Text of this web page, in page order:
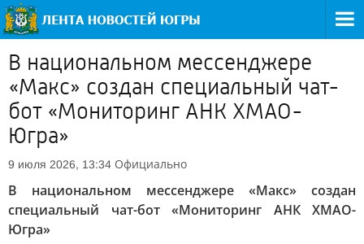
В национальном мессенджере
«Макс» создан специальный чат-
бот «Мониторинг АНК ХМАО-
Югра»
9 июля 2026, 13:34 Официально
В национальном мессенджере «Макс» создан
специальный чат-бот «Мониторинг АНК ХМАО-
Югра»